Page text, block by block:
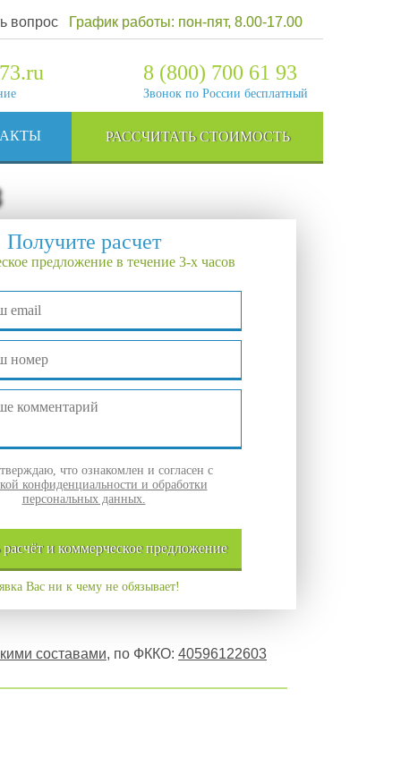
вопрос График работы: пон-пят, 8.00-17.00
8 (800) 700 61 93
Звонок по России бесплатный
РАССЧИТАТЬ СТОИМОСТЬ
Получите расчет
предложение в течение 3-х часов
что ознакомлен и согласен с
конфиденциальности и обработки
персональных данных.
расчёт и коммерческоепредложение
Вас ни к чему не обязывает!
составами, по ФККО: 40596122603